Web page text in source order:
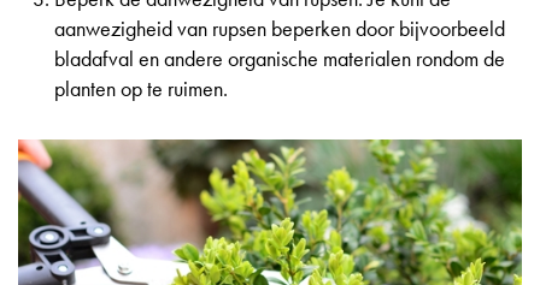
aanwezigheid van rupsen beperken door bijvoorbeeld
bladafval en andere organische materialen rondom de
planten op te ruimen.